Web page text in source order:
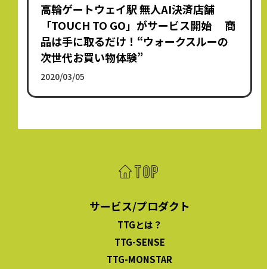
高輪ゲートウェイ駅 無人AI決済店舗
「TOUCH TO GO」がサービス開始 商
品は手に取るだけ！“ウォークスルーの
次世代お買い物体験”
2020/03/05
サービス/プロダクト
TTGとは？
TTG-SENSE
TTG-MONSTAR